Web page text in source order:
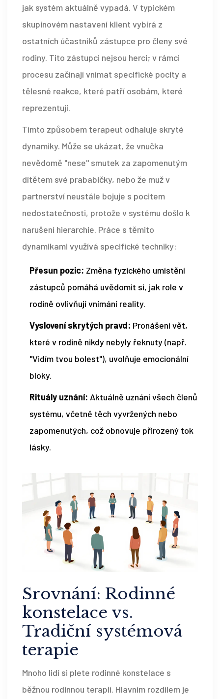
jak systém aktuálně vypadá. V typickém
skupinovém nastavení klient vybírá z
ostatních účastníků zástupce pro členy své
rodiny. Tito zástupci nejsou herci; v rámci
procesu začínají vnímat specifické pocity a
tělesné reakce, které patří osobám, které
reprezentují.
Tímto způsobem terapeut odhaluje skryté
dynamiky. Může se ukázat, že vnučka
nevědomě "nese" smutek za zapomenutým
dítětem své prababičky, nebo že muž v
partnerství neustále bojuje s pocitem
nedostatečnosti, protože v systému došlo k
narušení hierarchie. Práce s těmito
dynamikami využívá specifické techniky:
Přesun pozic: Změna fyzického umístění
zástupců pomáhá uvědomit si, jak role v
rodině ovlivňují vnímání reality.
Vyslovení skrytých pravd: Pronášení vět,
které v rodině nikdy nebyly řeknuty (např.
"Vidím tvou bolest"), uvolňuje emocionální
bloky.
Rituály uznání: Aktuálně uznání všech členů
systému, včetně těch vyvržených nebo
zapomenutých, což obnovuje přirozený tok
lásky.
Srovnání: Rodinné
konstelace vs.
Tradiční systémová
terapie
Mnoho lidí si plete rodinné konstelace s
běžnou rodinnou terapií. Hlavním rozdílem je